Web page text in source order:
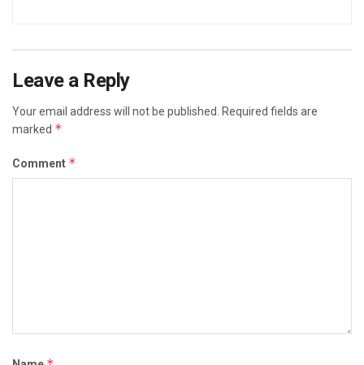
Leave a Reply
Your email address will not be published.
Required fields are
marked *
Comment *